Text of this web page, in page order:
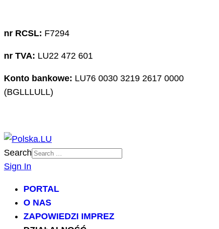
nr RCSL: F7294
nr TVA: LU22 472 601
Konto bankowe: LU76 0030 3219 2617 0000
(BGLLLULL)
Search
Sign In
PORTAL
O NAS
ZAPOWIEDZI IMPREZ